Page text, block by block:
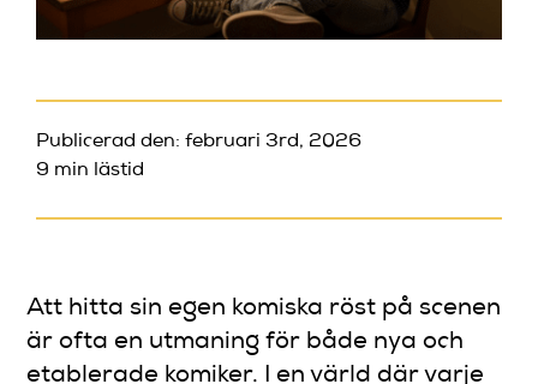
Publicerad den: februari 3rd, 2026
9 min lästid
Att hitta sin egen komiska röst på scenen
är ofta en utmaning för både nya och
etablerade komiker. I en värld där varje